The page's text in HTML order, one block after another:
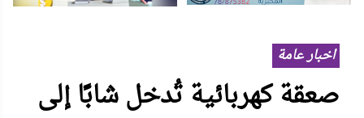
اخبار عامة
صعقة كهربائية تُدخل شابًا إلى